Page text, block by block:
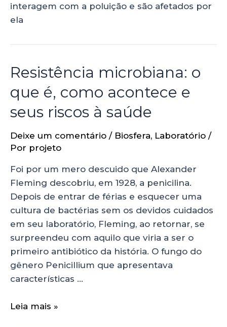
interagem com a poluição e são afetados por
ela
Resistência microbiana: o
que é, como acontece e
seus riscos à saúde
Deixe um comentário / Biosfera, Laboratório /
Por projeto
Foi por um mero descuido que Alexander
Fleming descobriu, em 1928, a penicilina.
Depois de entrar de férias e esquecer uma
cultura de bactérias sem os devidos cuidados
em seu laboratório, Fleming, ao retornar, se
surpreendeu com aquilo que viria a ser o
primeiro antibiótico da história. O fungo do
gênero Penicillium que apresentava
características …
Leia mais »